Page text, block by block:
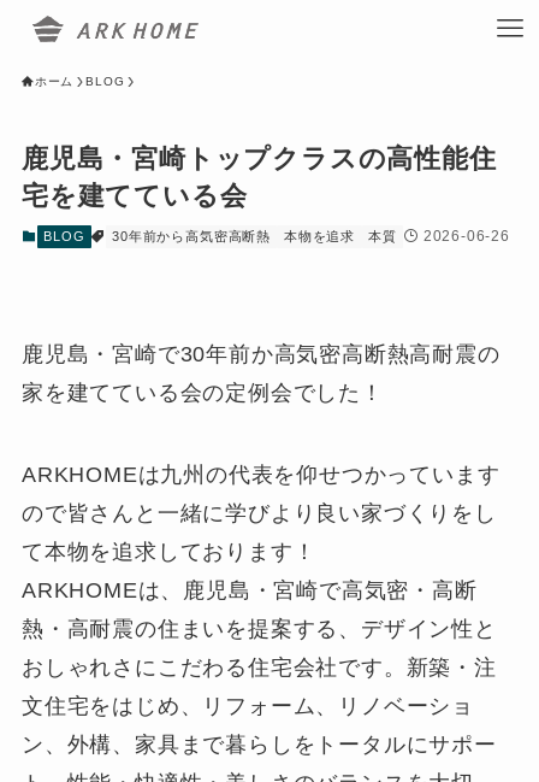
ホーム BLOG
鹿児島・宮崎トップクラスの高性能住
宅を建てている会
BLOG 30年前から高気密高断熱 本物を追求 本質 2026-06-26
鹿児島・宮崎で30年前か高気密高断熱高耐震の
家を建てている会の定例会でした！
ARKHOMEは九州の代表を仰せつかっています
ので皆さんと一緒に学びより良い家づくりをし
て本物を追求しております！
ARKHOMEは、鹿児島・宮崎で高気密・高断
熱・高耐震の住まいを提案する、デザイン性と
おしゃれさにこだわる住宅会社です。新築・注
文住宅をはじめ、リフォーム、リノベーショ
ン、外構、家具まで暮らしをトータルにサポー